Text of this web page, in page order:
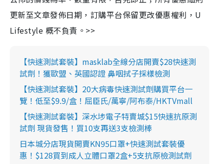
更新至文章發佈日期，訂購平台保留更改優惠權利，U
Lifestyle 概不負責。>>
【快速測試套裝】masklab全線分店開賣$28快速測
試劑！獲歐盟、英國認證 鼻咽拭子採樣檢測
【快速測試套裝】20大病毒快速測試劑購買平台一
覽！低至$9.9/盒！屈臣氏/萬寧/阿布泰/HKTVmall
【快速測試套裝】深水埗電子特賣城$15快速抗原測
試劑 現貨發售！買10支再送3支檢測棒
日本城分店現貨開賣KN95口罩+快速測試套裝優
惠！$128買到成人立體口罩2盒+5支抗原檢測試劑